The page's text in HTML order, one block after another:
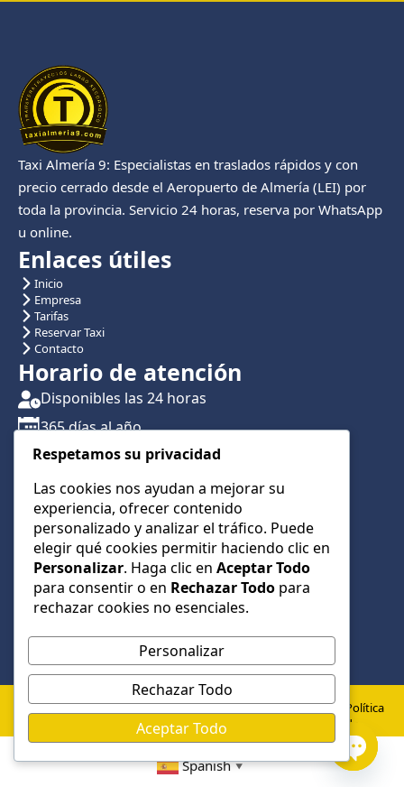
Spanish ▼
Taxi Almería 9: Especialistas en traslados rápidos y con
precio cerrado desde el Aeropuerto de Almería (LEI) por
toda la provincia. Servicio 24 horas, reserva por WhatsApp
u online.
Enlaces útiles
Inicio
Empresa
Tarifas
Reservar Taxi
Contacto
Horario de atención
Disponibles las 24 horas
365 días al año
Traslados con reserva previa
Atención por teléfono y WhatsApp 24/7
CONTÁCTANOS
+34 622 01 23 74
+34 622 01 23 74
info@taxialmeria9.com
© 2026 Taxi Almería 9 –
Todos los derechos
reservados
Política de
Aviso
Política
de
cookies
Respetamos su privacidad
Las cookies nos ayudan a mejorar su
experiencia, ofrecer contenido
personalizado y analizar el tráfico. Puede
elegir qué cookies permitir haciendo clic en
Personalizar. Haga clic en Aceptar Todo
para consentir o en Rechazar Todo para
rechazar cookies no esenciales.
Personalizar
Rechazar Todo
Aceptar Todo